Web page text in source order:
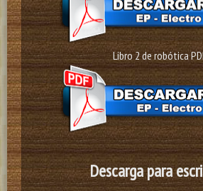
Libro 2 de robótica
Descarga para